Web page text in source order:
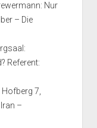
Nur
– Die
Referent:
7,
–